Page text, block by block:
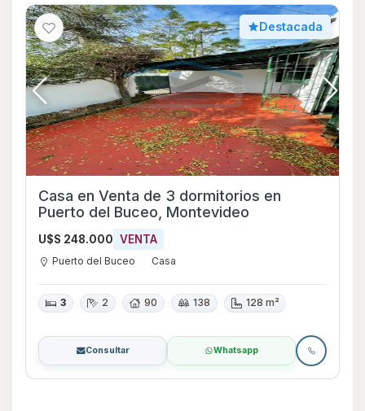
Destacada
Casa en Venta de 3 dormitorios en
Puerto del Buceo, Montevideo
U$S 248.000 VENTA
Puerto del Buceo Casa
3 2 90 138 128 m²
Consultar Whatsapp